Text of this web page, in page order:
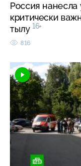
Россия
критически
тылу 16+
816